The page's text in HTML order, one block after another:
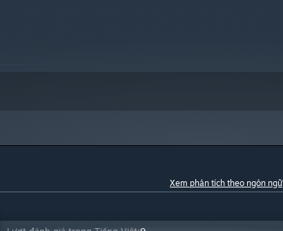
Xem phân tích theo ngôn ngữ